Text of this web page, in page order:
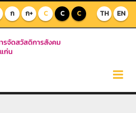
TH EN
ก ก+ C C C